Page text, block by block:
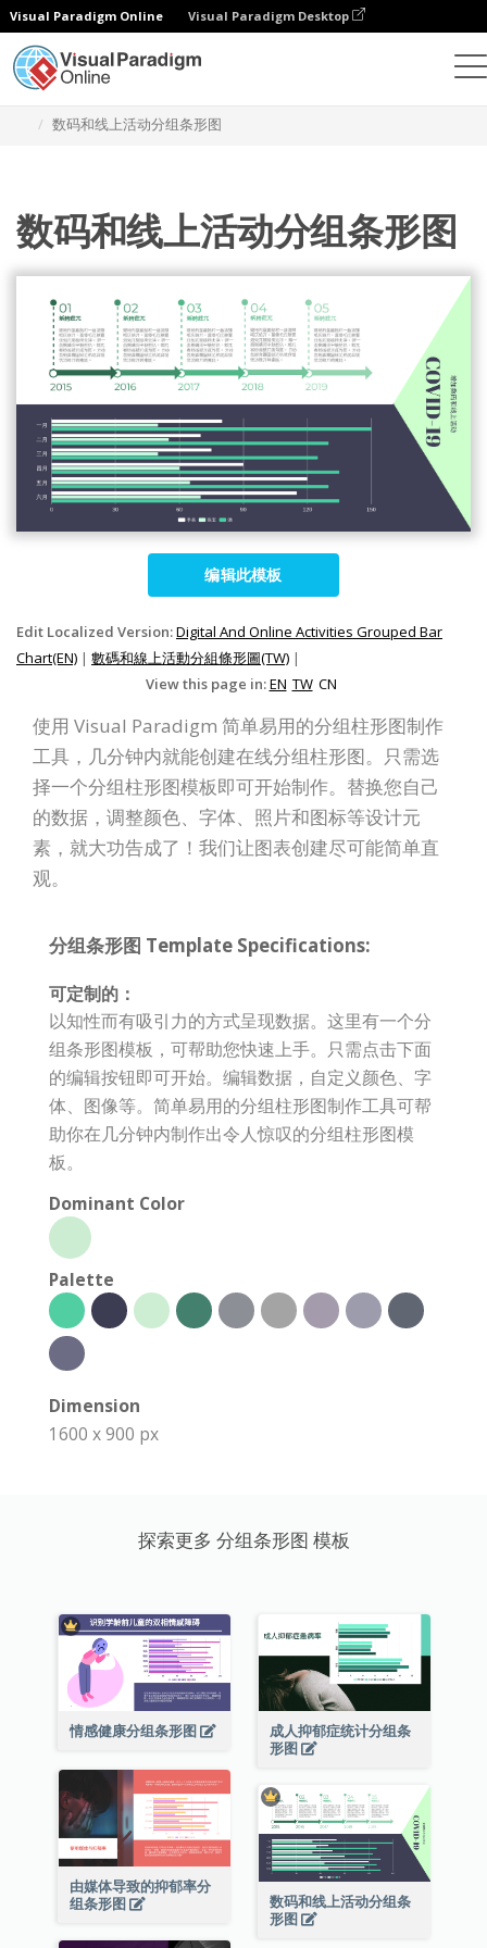
Visual Paradigm Online Visual Paradigm Desktop
数码和线上活动分组条形图
数码和线上活动分组条形图
编辑此模板
Edit Localized Version:Digital And Online Activities Grouped Bar
Chart(EN) | 數碼和線上活動分組條形圖(TW) |
View this page in:EN TW CN
使用 Visual Paradigm 简单易用的分组柱形图制作
工具，几分钟内就能创建在线分组柱形图。只需选
择一个分组柱形图模板即可开始制作。替换您自己
的数据，调整颜色、字体、照片和图标等设计元
素，就大功告成了！我们让图表创建尽可能简单直
观。
分组条形图 Template Specifications:
可定制的：
以知性而有吸引力的方式呈现数据。这里有一个分
组条形图模板，可帮助您快速上手。只需点击下面
的编辑按钮即可开始。编辑数据，自定义颜色、字
体、图像等。简单易用的分组柱形图制作工具可帮
助你在几分钟内制作出令人惊叹的分组柱形图模
板。
Dominant Color
Palette
Dimension
1600 x 900 px
探索更多 分组条形图 模板
情感健康分组条形图
成人抑郁症统计分组条
形图
由媒体导致的抑郁率分
组条形图
数码和线上活动分组条
形图